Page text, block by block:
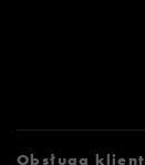
Obsługa